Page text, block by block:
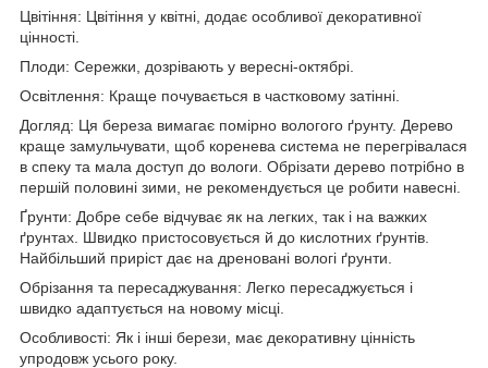
Цвітіння: Цвітіння у квітні, додає особливої декоративної
цінності.
Плоди: Сережки, дозрівають у вересні-октябрі.
Освітлення: Краще почувається в частковому затінні.
Догляд: Ця береза вимагає помірно вологого ґрунту. Дерево
краще замульчувати, щоб коренева система не перегрівалася
в спеку та мала доступ до вологи. Обрізати дерево потрібно в
першій половині зими, не рекомендується це робити навесні.
Ґрунти: Добре себе відчуває як на легких, так і на важких
ґрунтах. Швидко пристосовується й до кислотних ґрунтів.
Найбільший приріст дає на дреновані вологі ґрунти.
Обрізання та пересаджування: Легко пересаджується і
швидко адаптується на новому місці.
Особливості: Як і інші берези, має декоративну цінність
упродовж усього року.